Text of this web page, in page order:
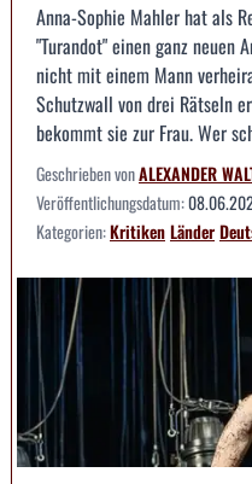
Anna-Sophie Mahler hat als
"Turandot" einen ganz neuen
nicht mit einem Mann
Schutzwall von drei Rätseln
bekommt sie zur Frau. Wer
Geschrieben vonALEXANDER
Veröffentlichungsdatum:
Kategorien:KritikenLänder